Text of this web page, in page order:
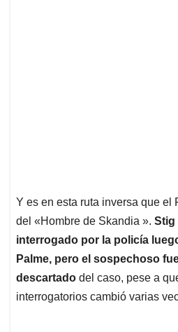
Y es en esta ruta inversa que el
del «Hombre de Skandia ». Stig
interrogado por la policía
Palme, pero el sospechoso
descartado del caso, pese a
interrogatorios cambió varias